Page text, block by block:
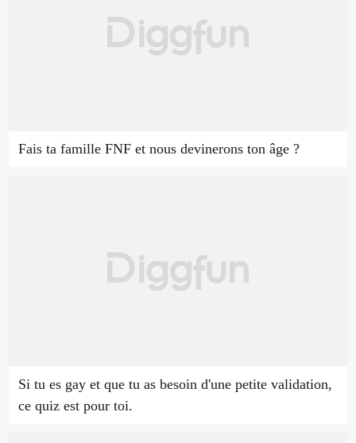
Fais ta famille FNF et nous devinerons ton âge ?
Si tu es gay et que tu as besoin d'une petite validation,
ce quiz est pour toi.